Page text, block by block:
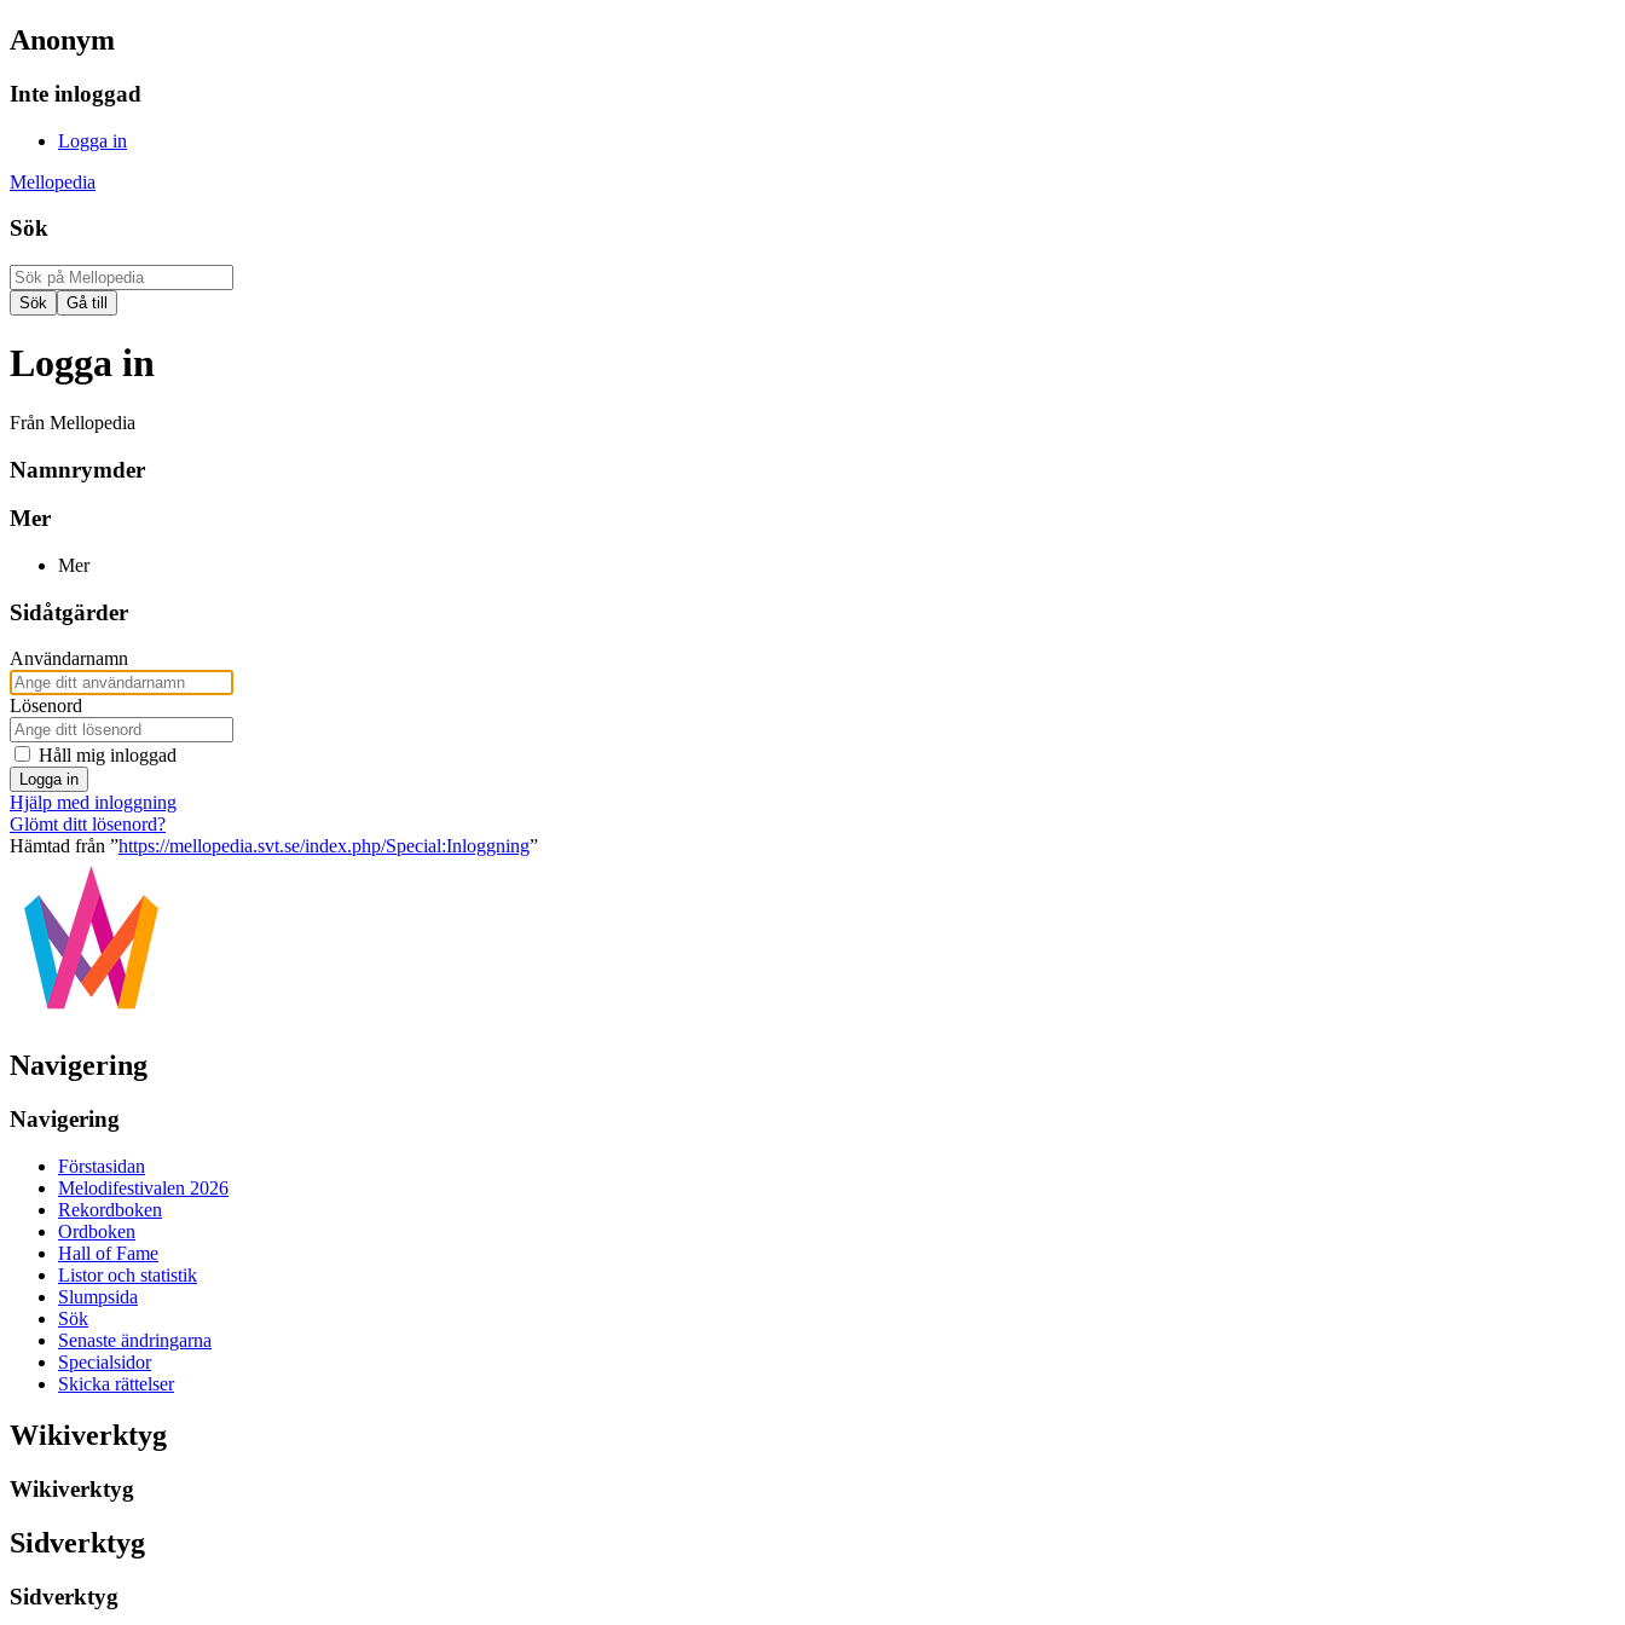
Anonym
Inte inloggad
Logga in
Mellopedia
Sök
Logga in
Från Mellopedia
Namnrymder
Mer
Mer
Sidåtgärder
Användarnamn
Lösenord
Håll mig inloggad
Logga in
Hjälp med inloggning
Glömt ditt lösenord?
Hämtad från ”https://mellopedia.svt.se/index.php/Special:Inloggning”
Navigering
Navigering
Förstasidan
Melodifestivalen 2026
Rekordboken
Ordboken
Hall of Fame
Listor och statistik
Slumpsida
Sök
Senaste ändringarna
Specialsidor
Skicka rättelser
Wikiverktyg
Wikiverktyg
Sidverktyg
Sidverktyg